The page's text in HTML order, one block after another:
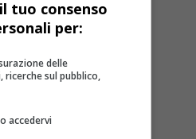
tuo consenso
per:
delle
ricerche sul pubblico,
accedervi